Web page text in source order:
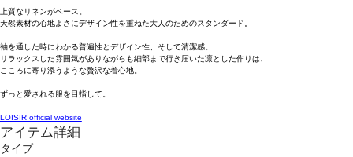
上質なリネンがベース。
天然素材の心地よさにデザイン性を重ねた大人のためのスタンダード。
袖を通した時にわかる普遍性とデザイン性、そして清潔感。
リラックスした雰囲気がありながらも細部まで行き届いた凛とした作りは、
こころに寄り添うような贅沢な着心地。
ずっと愛される服を目指して。
LOISIR official website
アイテム詳細
タイプ